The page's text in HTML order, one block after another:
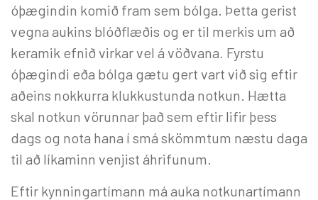
óþægindin komið fram sem bólga. Þetta gerist
vegna aukins blóðflæðis og er til merkis um að
keramik efnið virkar vel á vöðvana. Fyrstu
óþægindi eða bólga gætu gert vart við sig eftir
aðeins nokkurra klukkustunda notkun. Hætta
skal notkun vörunnar það sem eftir lifir þess
dags og nota hana í smá skömmtum næstu daga
til að líkaminn venjist áhrifunum.
Eftir kynningartímann má auka notkunartímann